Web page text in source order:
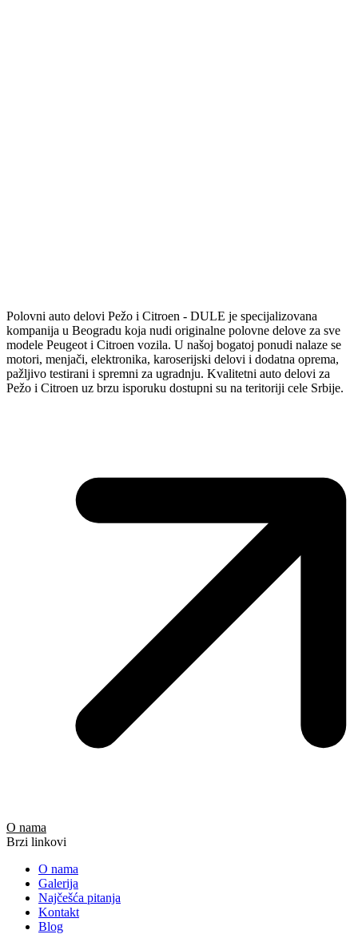
Polovni auto delovi Pežo i Citroen - DULE je specijalizovana
kompanija u Beogradu koja nudi originalne polovne delove za sve
modele Peugeot i Citroen vozila. U našoj bogatoj ponudi nalaze se
motori, menjači, elektronika, karoserijski delovi i dodatna oprema,
pažljivo testirani i spremni za ugradnju. Kvalitetni auto delovi za
Pežo i Citroen uz brzu isporuku dostupni su na teritoriji cele Srbije.
O nama
Brzi linkovi
O nama
Galerija
Najčešća pitanja
Kontakt
Blog